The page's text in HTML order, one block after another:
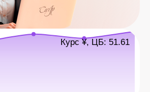
Курс ¥, ЦБ: 51.61